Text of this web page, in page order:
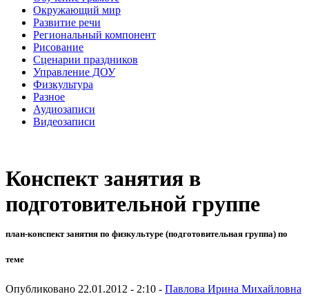
Окружающий мир
Развитие речи
Региональный компонент
Рисование
Сценарии праздников
Управление ДОУ
Физкультура
Разное
Аудиозаписи
Видеозаписи
Конспект занятия в
подготовительной группе
план-конспект занятия по физкультуре (подготовительная группа) по
теме
Опубликовано 22.01.2012 - 2:10 - Павлова Ирина Михайловна